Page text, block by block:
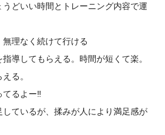
どいい時間とトレーニング内容で運
理なく続けて行ける
導してもらえる。時間が短くて楽。
る。
てるよー‼️
ているが、揉みが人により満足感が